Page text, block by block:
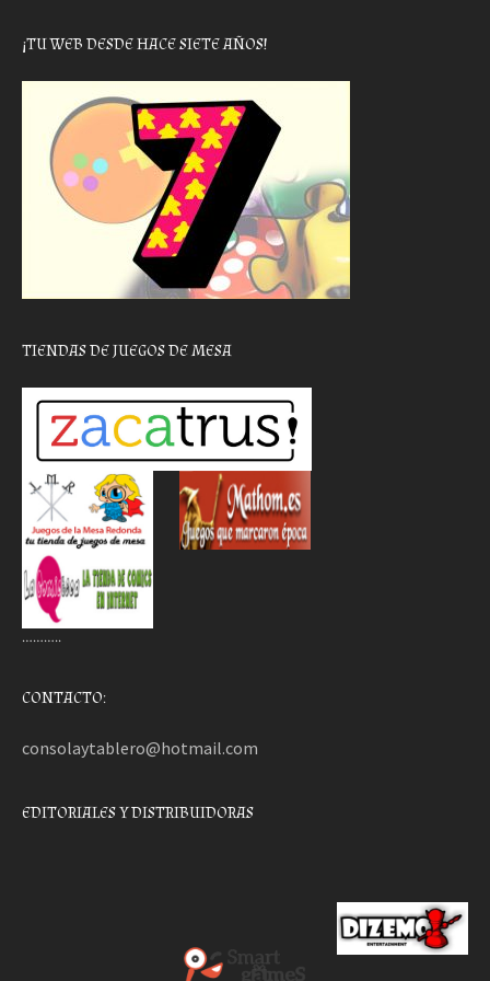
¡TU WEB DESDE HACE SIETE AÑOS!
TIENDAS DE JUEGOS DE MESA
………..
CONTACTO:
consolaytablero@hotmail.com
EDITORIALES Y DISTRIBUIDORAS